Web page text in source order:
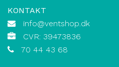
KONTAKT
info@ventshop.dk
CVR: 39473836
70 44 43 68